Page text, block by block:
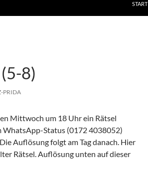
START
8)
PRIDA
Mittwoch um 18 Uhr ein Rätsel
WhatsApp-Status (0172 4038052)
Auflösung folgt am Tag danach. Hier
Rätsel. Auflösung unten auf dieser